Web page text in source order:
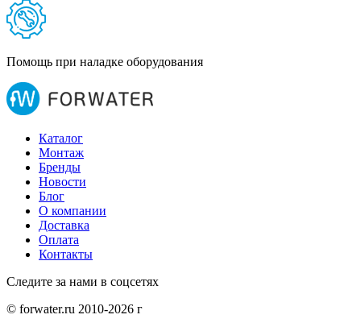
Помощь при наладке оборудования
Каталог
Монтаж
Бренды
Новости
Блог
О компании
Доставка
Оплата
Контакты
Следите за нами в соцсетях
© forwater.ru 2010-2026 г